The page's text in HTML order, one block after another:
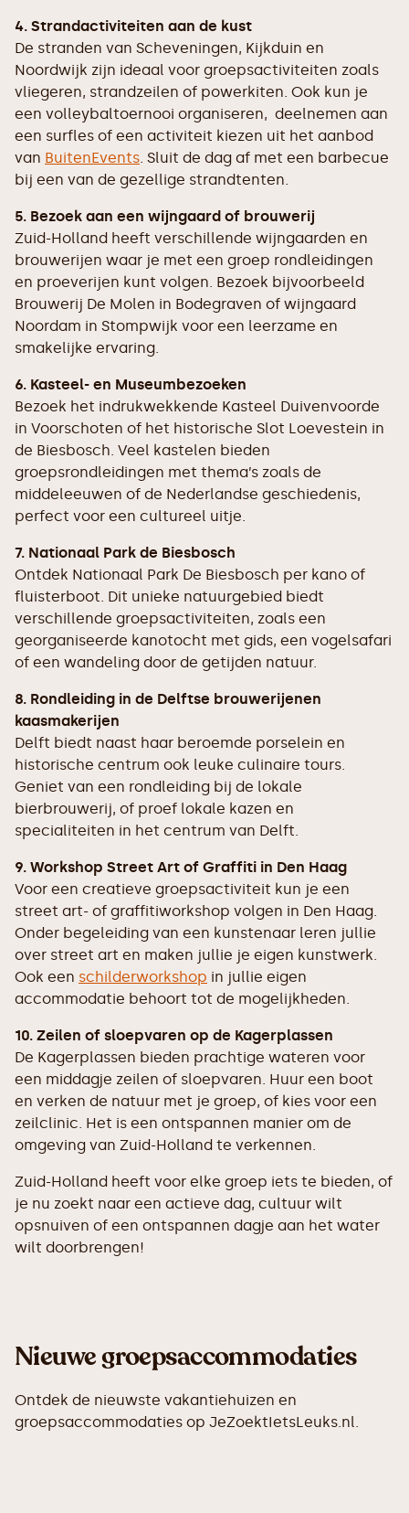
4. Strandactiviteiten aan de kust
De stranden van Scheveningen, Kijkduin en
Noordwijk zijn ideaal voor groepsactiviteiten zoals
vliegeren, strandzeilen of powerkiten. Ook kun je
een volleybaltoernooi organiseren, deelnemen aan
een surfles of een activiteit kiezen uit het aanbod
van BuitenEvents. Sluit de dag af met een barbecue
bij een van de gezellige strandtenten.
5. Bezoek aan een wijngaard of brouwerij
Zuid-Holland heeft verschillende wijngaarden en
brouwerijen waar je met een groep rondleidingen
en proeverijen kunt volgen. Bezoek bijvoorbeeld
Brouwerij De Molen in Bodegraven of wijngaard
Noordam in Stompwijk voor een leerzame en
smakelijke ervaring.
6. Kasteel- en Museumbezoeken
Bezoek het indrukwekkende Kasteel Duivenvoorde
in Voorschoten of het historische Slot Loevestein in
de Biesbosch. Veel kastelen bieden
groepsrondleidingen met thema’s zoals de
middeleeuwen of de Nederlandse geschiedenis,
perfect voor een cultureel uitje.
7. Nationaal Park de Biesbosch
Ontdek Nationaal Park De Biesbosch per kano of
fluisterboot. Dit unieke natuurgebied biedt
verschillende groepsactiviteiten, zoals een
georganiseerde kanotocht met gids, een vogelsafari
of een wandeling door de getijden natuur.
8. Rondleiding in de Delftse brouwerijenen
kaasmakerijen
Delft biedt naast haar beroemde porselein en
historische centrum ook leuke culinaire tours.
Geniet van een rondleiding bij de lokale
bierbrouwerij, of proef lokale kazen en
specialiteiten in het centrum van Delft.
9. Workshop Street Art of Graffiti in Den Haag
Voor een creatieve groepsactiviteit kun je een
street art- of graffitiworkshop volgen in Den Haag.
Onder begeleiding van een kunstenaar leren jullie
over street art en maken jullie je eigen kunstwerk.
Ook een schilderworkshop in jullie eigen
accommodatie behoort tot de mogelijkheden.
10. Zeilen of sloepvaren op de Kagerplassen
De Kagerplassen bieden prachtige wateren voor
een middagje zeilen of sloepvaren. Huur een boot
en verken de natuur met je groep, of kies voor een
zeilclinic. Het is een ontspannen manier om de
omgeving van Zuid-Holland te verkennen.
Zuid-Holland heeft voor elke groep iets te bieden, of
je nu zoekt naar een actieve dag, cultuur wilt
opsnuiven of een ontspannen dagje aan het water
wilt doorbrengen!
Nieuwe groepsaccommodaties
Ontdek de nieuwste vakantiehuizen en
groepsaccommodaties op JeZoektIetsLeuks.nl.